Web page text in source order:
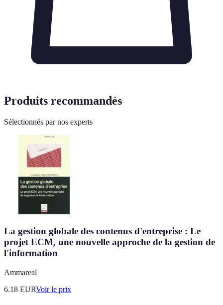
Produits recommandés
Sélectionnés par nos experts
La gestion globale des contenus d'entreprise : Le
projet ECM, une nouvelle approche de la gestion de
l'information
Ammareal
6.18 EURVoir le prix